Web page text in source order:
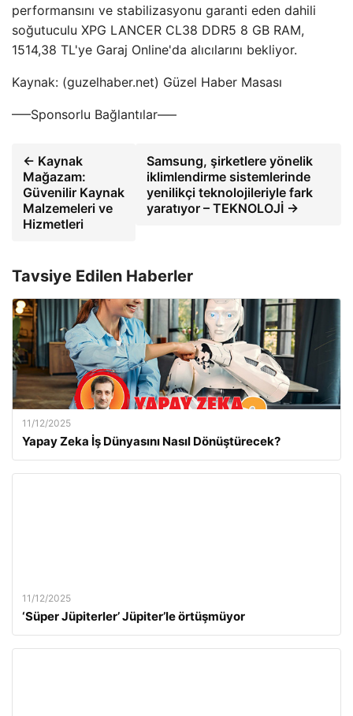
performansını ve stabilizasyonu garanti eden dahili
soğutuculu XPG LANCER CL38 DDR5 8 GB RAM,
1514,38 TL'ye Garaj Online'da alıcılarını bekliyor.
Kaynak: (guzelhaber.net) Güzel Haber Masası
—–Sponsorlu Bağlantılar—–
← Kaynak
Mağazam:
Güvenilir Kaynak
Malzemeleri ve
Hizmetleri
Samsung, şirketlere yönelik
iklimlendirme sistemlerinde
yenilikçi teknolojileriyle fark
yaratıyor – TEKNOLOJİ →
Tavsiye Edilen Haberler
11/12/2025
Yapay Zeka İş Dünyasını Nasıl Dönüştürecek?
11/12/2025
‘Süper Jüpiterler’ Jüpiter’le örtüşmüyor